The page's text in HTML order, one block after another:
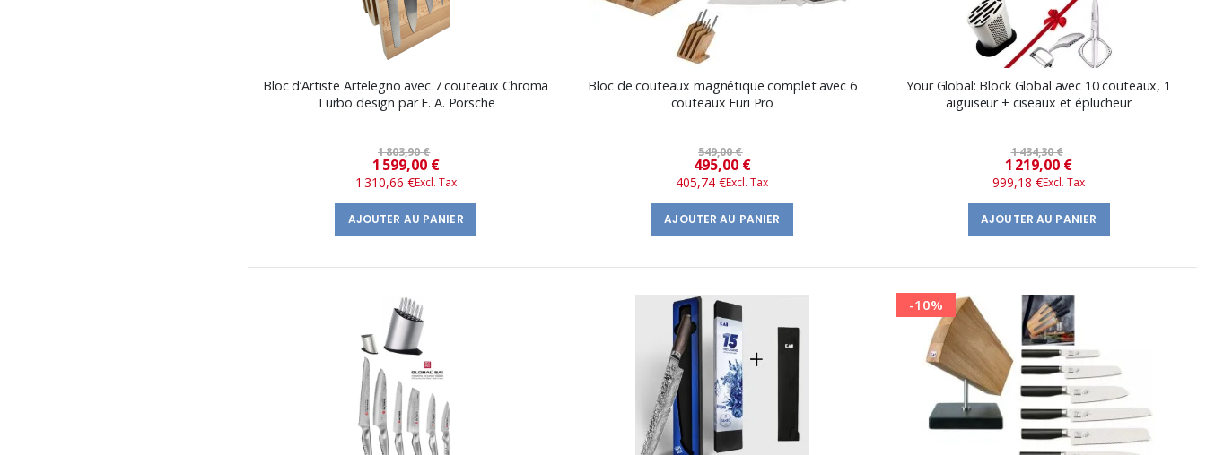
Bloc d’Artiste Artelegno avec 7 couteaux Chroma
Turbo design par F. A. Porsche
1 803,90 €
Prix
​​
spécial
1 599,00 €
1 310,66 €
AJOUTER AU PANIER
Bloc de couteaux magnétique complet avec 6
couteaux Füri Pro
549,00 €
Prix
spécial
495,00 €
405,74 €
AJOUTER AU PANIER
Your Global: Block Global avec 10 couteaux, 1
aiguiseur + ciseaux et éplucheur
1 434,30 €
Prix
​​
spécial
1 219,00 €
999,18 €
AJOUTER AU PANIER
-10%